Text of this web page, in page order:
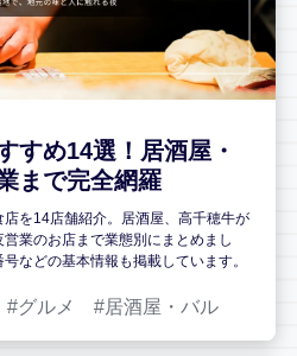
すめ14選！居酒屋・
まで完全網羅
を14店舗紹介。居酒屋、高千穂牛が
業のお店まで業態別にまとめまし
などの基本情報も掲載しています。
グルメ 居酒屋・バル